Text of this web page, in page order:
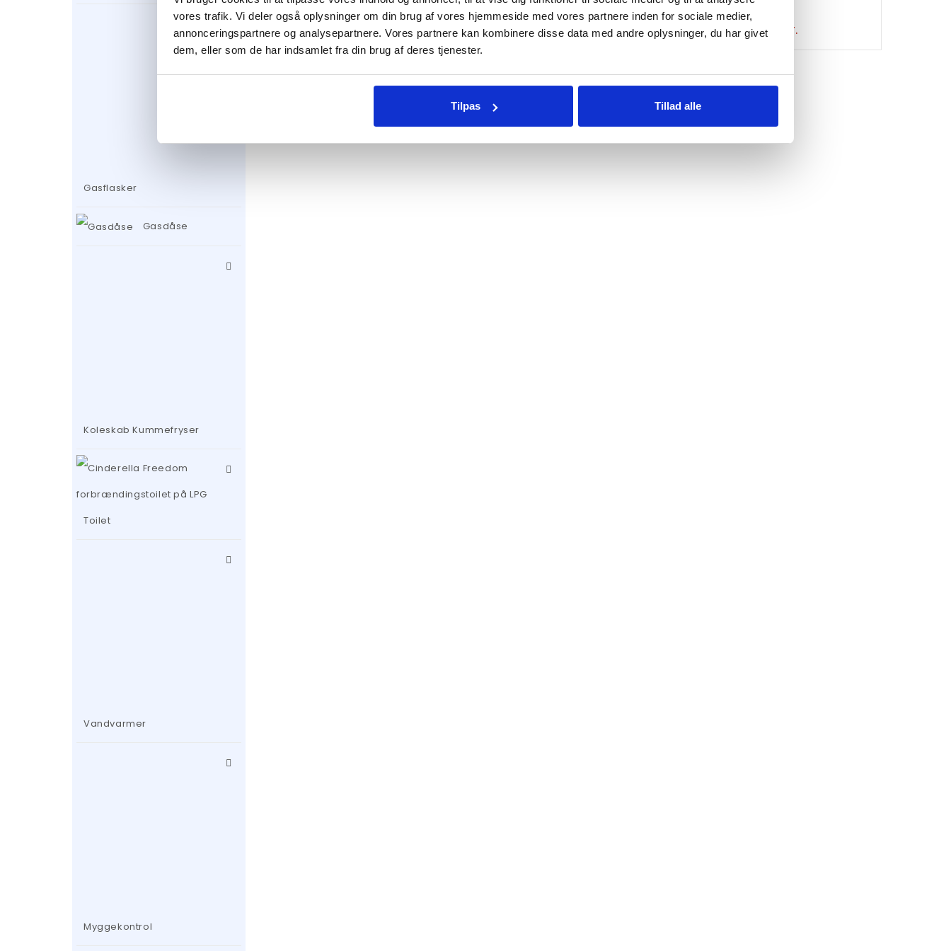
vores trafik. Vi deler også oplysninger om din brug af vores hjemmeside med vores partnere inden for sociale medier,
annonceringspartnere og analysepartnere. Vores partnere kan kombinere disse data med andre oplysninger, du har givet
dem, eller som de har indsamlet fra din brug af deres tjenester.
Tilpas Tillad alle
Gasflasker
Gasdåse
Koleskab Kummefryser
Toilet
Vandvarmer
Myggekontrol
EXCLUSIVE
2190kr. 2490kr. 2190kr. 5990kr. 2490 kr.